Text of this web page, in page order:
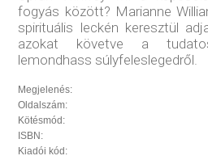
fogyás között? Marianne
spirituális leckén keresztül
azokat követve a
lemondhass súlyfeleslegedről.
Megjelenés:
Oldalszám:
Kötésmód:
ISBN:
Kiadói kód: